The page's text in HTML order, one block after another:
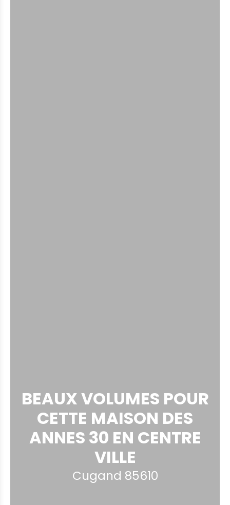
BEAUX VOLUMES POUR
CETTE MAISON DES
ANNES 30 EN CENTRE
VILLE
Cugand 85610